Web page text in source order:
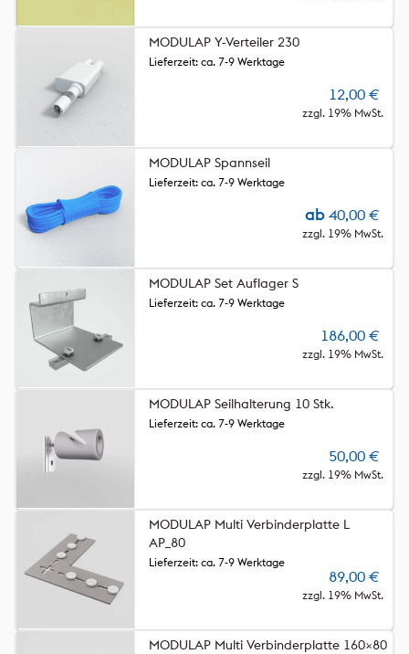
MODULAP Y-Verteiler 230
12,00 €
zzgl. 19% MwSt.
Lieferzeit: ca. 7-9 Werktage
MODULAP Spannseil
ab 40,00 €
zzgl. 19% MwSt.
Lieferzeit: ca. 7-9 Werktage
MODULAP Set Auflager S
186,00 €
zzgl. 19% MwSt.
Lieferzeit: ca. 7-9 Werktage
MODULAP Seilhalterung 10 Stk.
50,00 €
zzgl. 19% MwSt.
Lieferzeit: ca. 7-9 Werktage
MODULAP Multi Verbinderplatte L
AP_80
89,00 €
zzgl. 19% MwSt.
Lieferzeit: ca. 7-9 Werktage
MODULAP Multi Verbinderplatte 160×80